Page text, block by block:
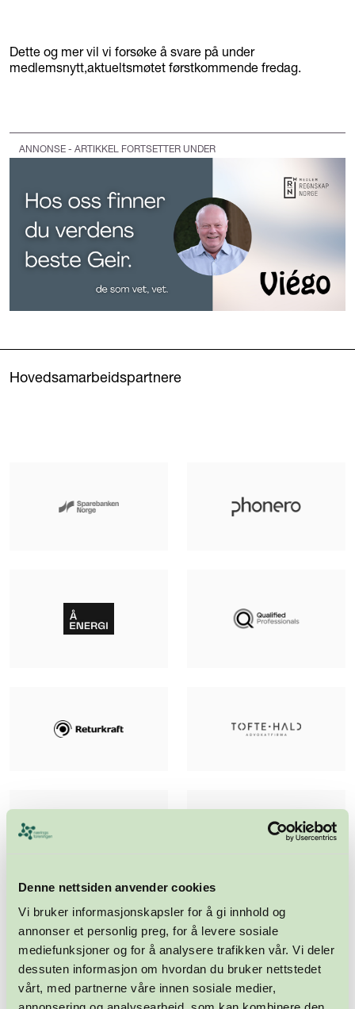
Denne nettsiden anvender cookies
Vi bruker informasjonskapsler for å gi innhold og
annonser et personlig preg, for å levere sosiale
mediefunksjoner og for å analysere trafikken vår. Vi deler
dessuten informasjon om hvordan du bruker nettstedet
vårt, med partnerne våre innen sosiale medier,
Dette og mer vil vi forsøke å svare på under
medlemsnytt,aktueltsmøtet førstkommende fredag.
ANNONSE - ARTIKKEL FORTSETTER UNDER
Hovedsamarbeidspartnere